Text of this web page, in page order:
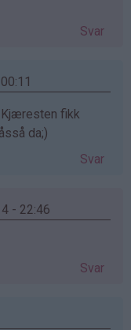
Svar
fikk
da;)
Svar
- 22:46
Svar